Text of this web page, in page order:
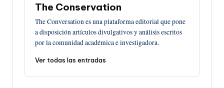
The Conservation
The Conversation es una plataforma editorial que pone
a disposición artículos divulgativos y análisis escritos
por la comunidad académica e investigadora.
Ver todas las entradas